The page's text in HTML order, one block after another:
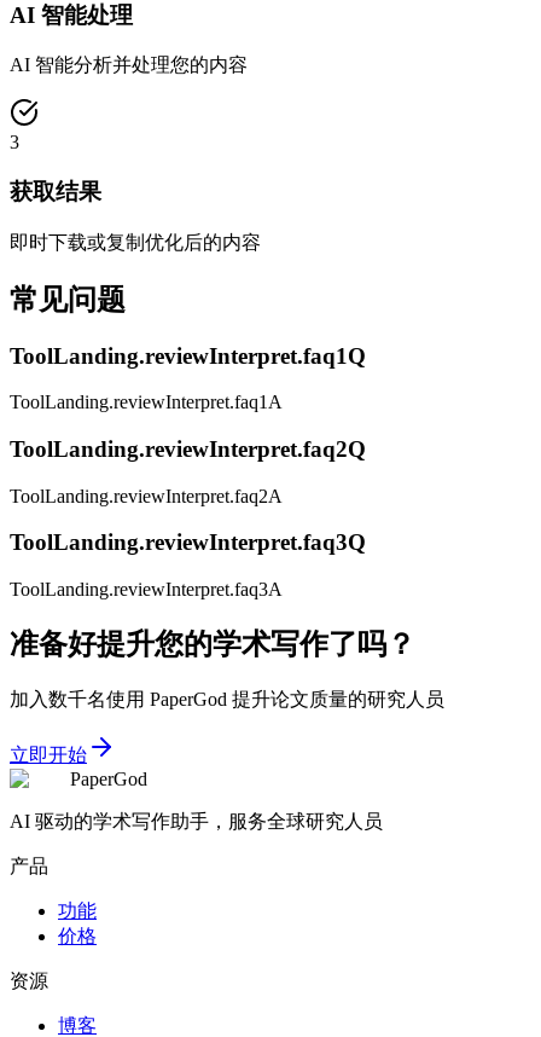
AI 智能处理
AI 智能分析并处理您的内容
3
获取结果
即时下载或复制优化后的内容
常见问题
ToolLanding.reviewInterpret.faq1Q
ToolLanding.reviewInterpret.faq1A
ToolLanding.reviewInterpret.faq2Q
ToolLanding.reviewInterpret.faq2A
ToolLanding.reviewInterpret.faq3Q
ToolLanding.reviewInterpret.faq3A
准备好提升您的学术写作了吗？
加入数千名使用 PaperGod 提升论文质量的研究人员
立即开始
PaperGod
AI 驱动的学术写作助手，服务全球研究人员
产品
功能
价格
资源
博客